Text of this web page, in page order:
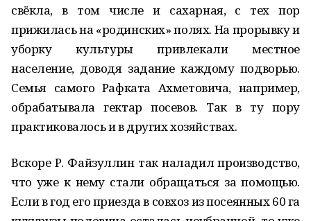
свёкла, в том числе и сахарная, с тех пор
прижилась на «родинских» полях. На прорывку и
уборку культуры привлекали местное
население, доводя задание каждому подворью.
Семья самого Рафката Ахметовича, например,
обрабатывала гектар посевов. Так в ту пору
практиковалось и в других хозяйствах.
Вскоре Р. Файзуллин так наладил производство,
что уже к нему стали обращаться за помощью.
Если в год его приезда в совхоз из посеянных 60 га